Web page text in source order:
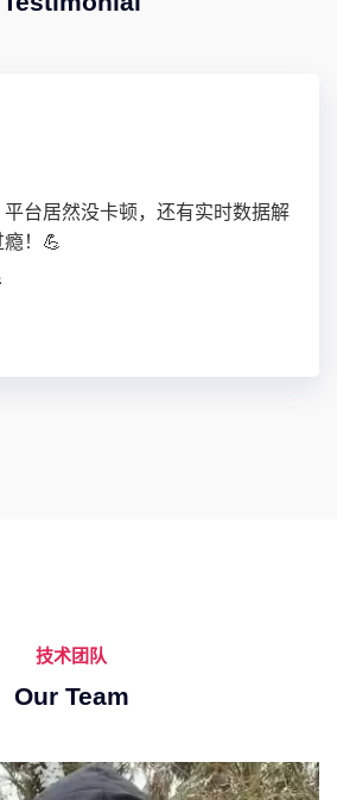
台居然没卡顿，还有实时数据解
！💪
技术团队
Our Team